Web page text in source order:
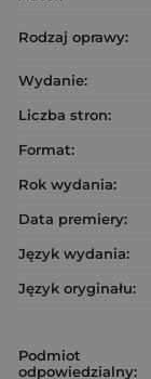
Rodzaj oprawy:
Wydanie:
Liczba stron:
Format:
Rok wydania:
Data premiery:
Język wydania:
Język oryginału:
Podmiot
odpowiedzialny: